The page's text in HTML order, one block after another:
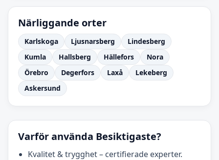
Närliggande orter
Karlskoga Ljusnarsberg
Lindesberg
Kumla
Hallsberg Hällefors
Nora
Örebro
Degerfors Laxå
Lekeberg
Askersund
Varför använda Besiktigaste?
Kvalitet & trygghet – certifierade experter.